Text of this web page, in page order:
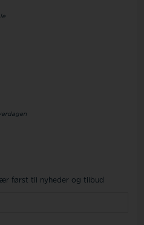
først til nyheder og tilbud